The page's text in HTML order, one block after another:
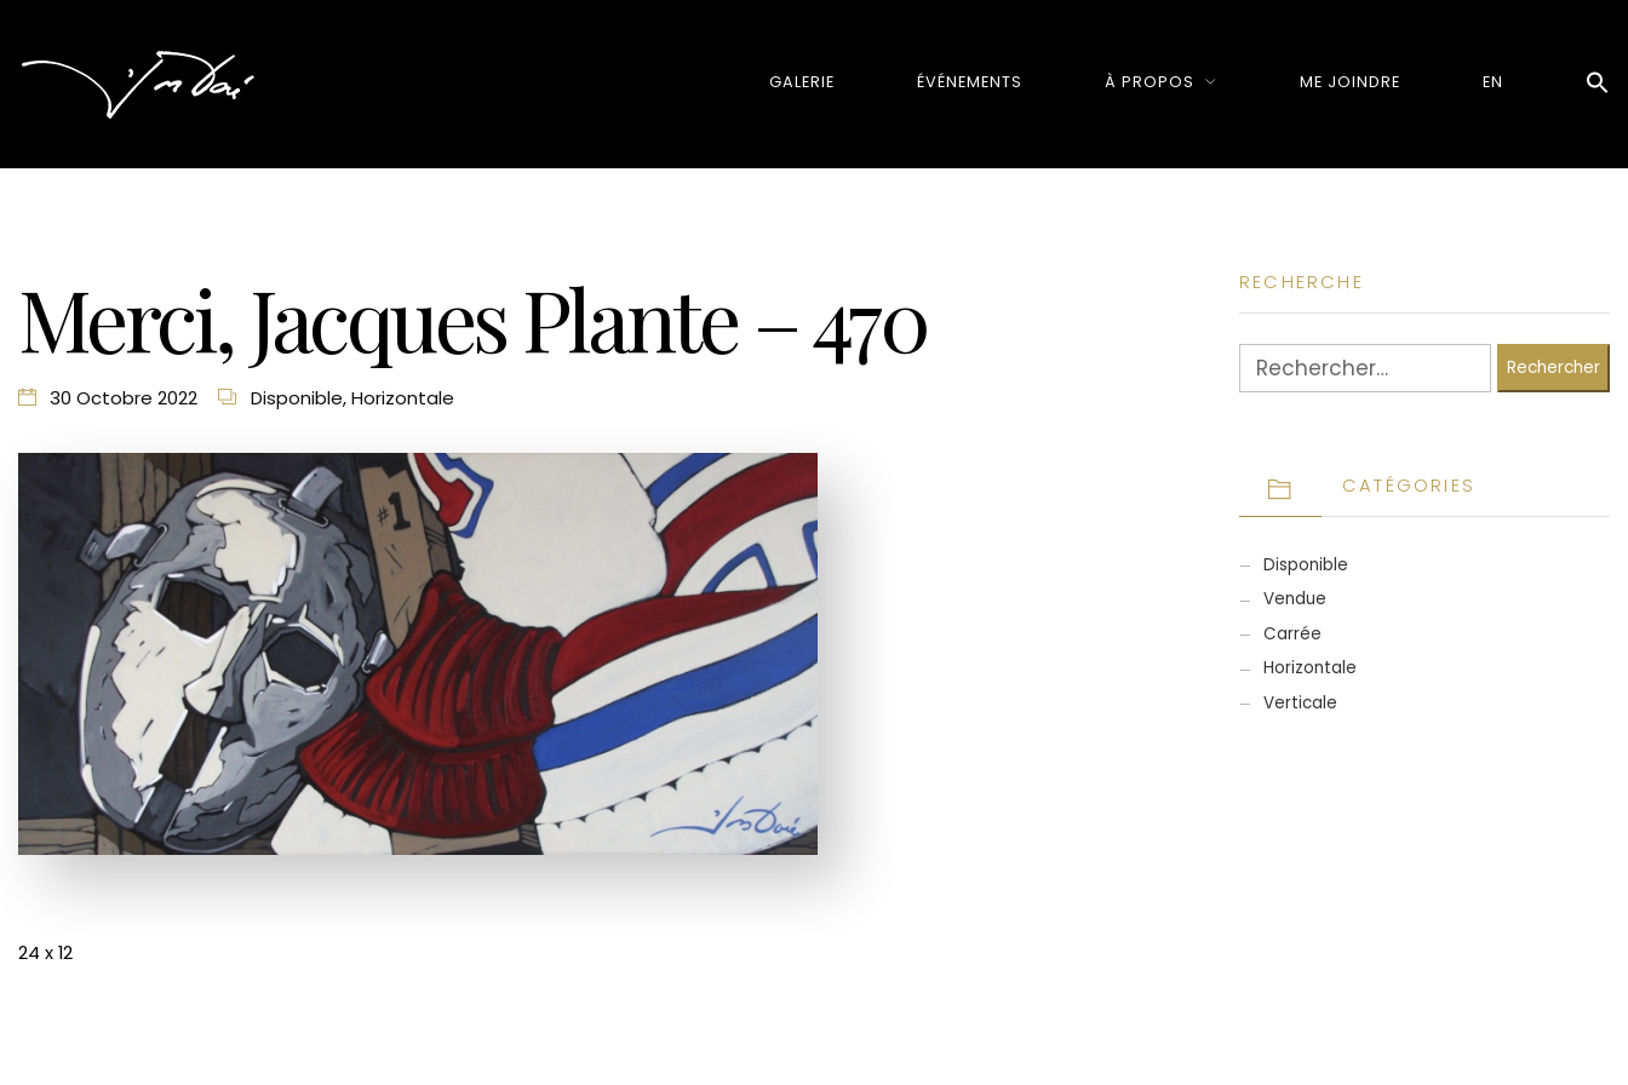
GALERIE ÉVÉNEMENTS À PROPOS ME JOINDRE EN
Merci, Jacques Plante – 470
30 Octobre 2022 Disponible,Horizontale
24 x 12
RECHERCHE
Rechercher :
CATÉGORIES
Disponible
Vendue
Carrée
Horizontale
Verticale